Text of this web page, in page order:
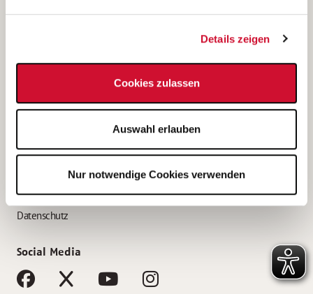
Details zeigen
Cookies zulassen
Auswahl erlauben
Nur notwendige Cookies verwenden
Bewerbung als Altenpflegehelfer*in
Bewerbung als Erzieher*in
AWO Gliederungen nach Bundesland
Impressum
Datenschutz
Social Media